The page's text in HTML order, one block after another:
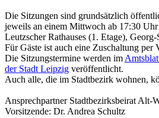
Die Sitzungen sind grundsätzlich
jeweils an einem Mittwoch ab 17:30 Uhr
Leutzscher Rathauses (1. Etage),
Für Gäste ist auch eine Zuschaltung per
Die Sitzungstermine werden im
der Stadt Leipzig veröffentlicht.
Auch alle, die im Stadtbezirk wohnen,
Ansprechpartner Stadtbezirksbeirat Alt-
Vorsitzende: Dr. Andrea Schultz